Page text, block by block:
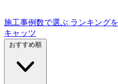
施工事例数で選ぶ ランキング
キャッツ
おすすめ順